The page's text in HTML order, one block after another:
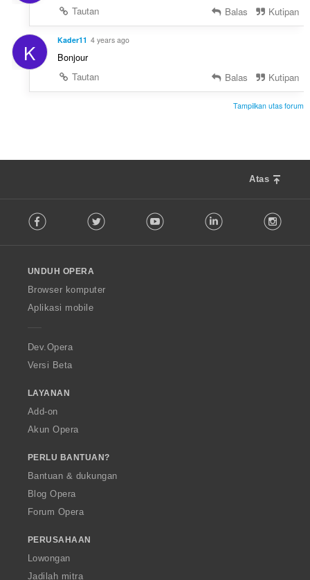
Tautan
Balas Kutipan
K Kader11 4 years ago
Bonjour
Tautan
Balas Kutipan
Tampilkan utas forum
Atas
o
w
O
p
a
Facebook Twitter Youtube LinkedIn
UNDUH OPERA
Browser komputer
Aplikasi mobile
Dev.Opera
Versi Beta
LAYANAN
Add-on
Akun Opera
PERLU BANTUAN?
Bantuan & dukungan
Blog Opera
Forum Opera
PERUSAHAAN
Lowongan
Jadilah mitra